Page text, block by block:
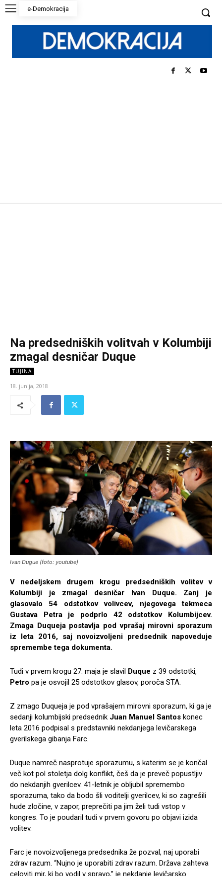
e-Demokracija
Na predsedniških volitvah v Kolumbiji
zmagal desničar Duque
TUJINA
18. junija, 2018
Ivan Dugue (foto: youtube)
V nedeljskem drugem krogu predsedniških volitev v
Kolumbiji je zmagal desničar Ivan Duque. Zanj je
glasovalo 54 odstotkov volivcev, njegovega tekmeca
Gustava Petra je podprlo 42 odstotkov Kolumbijcev.
Zmaga Duqueja postavlja pod vprašaj mirovni sporazum
iz leta 2016, saj novoizvoljeni predsednik napoveduje
spremembe tega dokumenta.
Tudi v prvem krogu 27. maja je slavil Duque z 39 odstotki,
Petro pa je osvojil 25 odstotkov glasov, poroča STA.
Z zmago Duqueja je pod vprašajem mirovni sporazum, ki ga je
sedanji kolumbijski predsednik Juan Manuel Santos konec
leta 2016 podpisal s predstavniki nekdanjega levičarskega
gverilskega gibanja Farc.
Duque namreč nasprotuje sporazumu, s katerim se je končal
več kot pol stoletja dolg konflikt, češ da je preveč popustljiv
do nekdanjih gverilcev. 41-letnik je obljubil spremembo
sporazuma, tako da bodo šli voditelji gverilcev, ki so zagrešili
hude zločine, v zapor, preprečiti pa jim želi tudi vstop v
kongres. To je poudaril tudi v prvem govoru po objavi izida
volitev.
Farc je novoizvoljenega predsednika že pozval, naj uporabi
zdrav razum. “Nujno je uporabiti zdrav razum. Država zahteva
celoviti mir, ki bo vodil v spravo,” je nekdanje levičarsko